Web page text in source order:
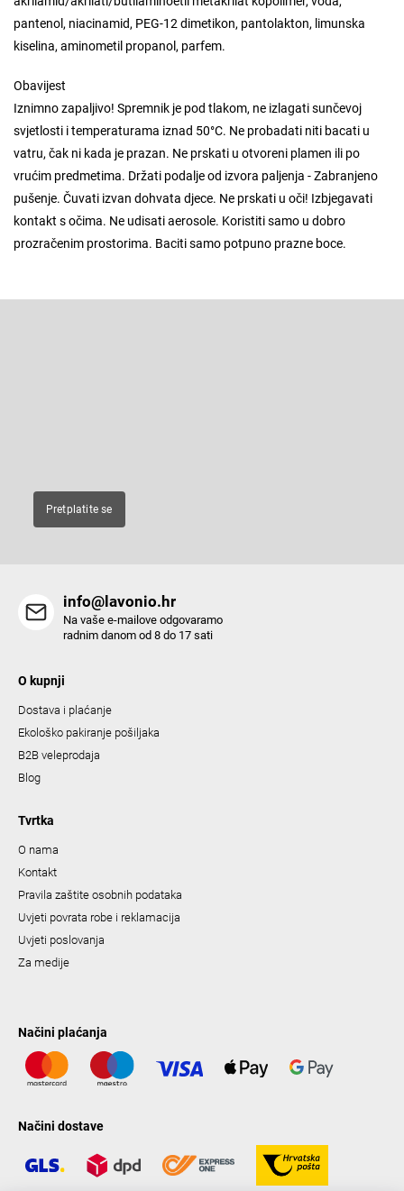
pantenol, niacinamid, PEG-12 dimetikon, pantolakton, limunska
kiselina, aminometil propanol, parfem.
Obavijest
Iznimno zapaljivo! Spremnik je pod tlakom, ne izlagati sunčevoj
svjetlosti i temperaturama iznad 50°C. Ne probadati niti bacati u
vatru, čak ni kada je prazan. Ne prskati u otvoreni plamen ili po
vrućim predmetima. Držati podalje od izvora paljenja - Zabranjeno
pušenje. Čuvati izvan dohvata djece. Ne prskati u oči! Izbjegavati
kontakt s očima. Ne udisati aerosole. Koristiti samo u dobro
prozračenim prostorima. Baciti samo potpuno prazne boce.
Pretplatite se
info@lavonio.hr
Na vaše e-mailove odgovaramo
radnim danom od 8 do 17 sati
O kupnji
Dostava i plaćanje
Ekološko pakiranje pošiljaka
B2B veleprodaja
Blog
Tvrtka
O nama
Kontakt
Pravila zaštite osobnih podataka
Uvjeti povrata robe i reklamacija
Uvjeti poslovanja
Za medije
Načini plaćanja
Načini dostave